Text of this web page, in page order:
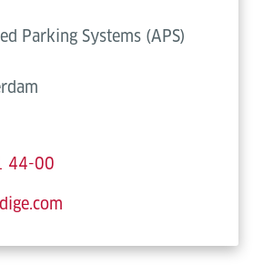
Parking Systems (APS)
44-00